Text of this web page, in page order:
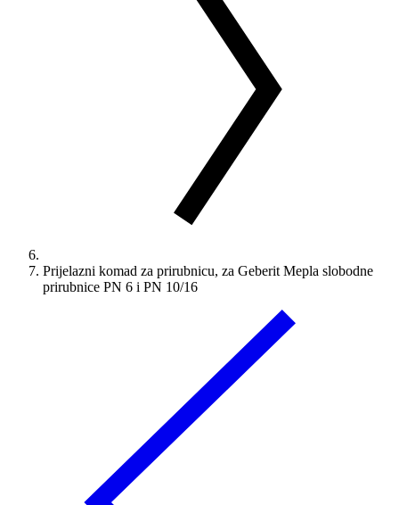
Prijelazni komad za prirubnicu, za Geberit Mepla slobodne
prirubnice PN 6 i PN 10/16